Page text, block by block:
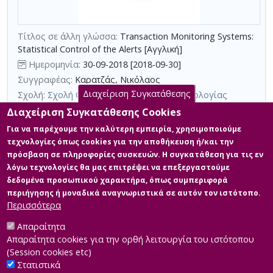
επιπλέον
κριτηρίων
αναζήτησης
Τίτλος σε άλλη γλώσσα: Transaction Monitoring Systems:
Statistical Control of the Alerts [Αγγλική]
Ημερομηνία: 30-09-2018 [2018-09-30]
Συγγραφέας: Καρατζάς, Νικόλαος
Σχολή: Σχολή Θετικών Επιστημών και Τεχνολογίας
Τμήμα: Διαχείριση και Τεχνολογία Ποιότητας (ΔΙΠ)
Περίληψη (Abstract):
Η ελεύθερη κίνηση κεφαλαίων και παροχή
χρηματοπιστωτικών υπηρεσιών εντός του χώρου της
Ευρωπαϊκής Ένωσης, εκτός του ότι αποτελεί μοχλό ανάπτυξης
και αύξησης του ανταγωνισμού προς όφελος των καταναλωτών,
δημιουργεί πρόσφορο έδαφος για να επωφεληθούν οι
εμπλεκόμενοι στη νομιμοποίηση εσόδων από παράνομες
δραστηριότητες, ή στη χρηματοδότηση της τρομοκρατίας και να
προσπαθήσουν να αναπτύξουν περαιτέρω ...
Διαχείριση Συγκατάθεσης
Διαχείριση Συγκατάθεσης Cookies
Για να παρέχουμε την καλύτερη εμπειρία, χρησιμοποιούμε
τεχνολογίες όπως cookies για την αποθήκευση ή/και την
πρόσβαση σε πληροφορίες συσκευών. Η συγκατάθεση για τις εν
λόγω τεχνολογίες θα μας επιτρέψει να επεξεργαστούμε
δεδομένα προσωπικού χαρακτήρα, όπως συμπεριφορά
περιήγησης ή μοναδικά αναγνωριστικά σε αυτόν τον ιστότοπο.
Περισσότερα
Απαραίτητα
Απαραίτητα cookies για την ορθή λειτουργία του ιστότοπου
(Session cookies etc)
Στατιστικά